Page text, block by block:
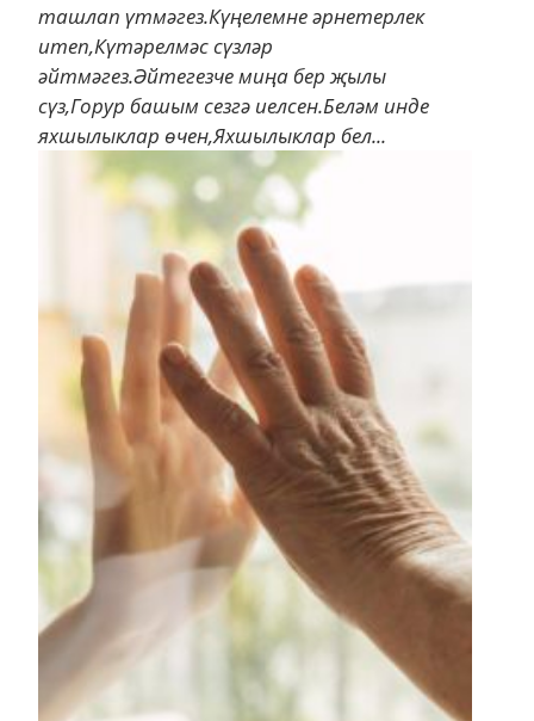
ташлап үтмәгез.Күңелемне әрнетерлек
итеп,Күтәрелмәс сүзләр
әйтмәгез.Әйтегезче миңа бер җылы
сүз,Горур башым сезгә иелсен.Беләм инде
яхшылыклар өчен,Яхшылыклар бел...